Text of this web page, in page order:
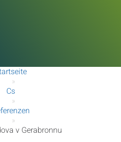
»
Cs
»
»
v Gerabronnu